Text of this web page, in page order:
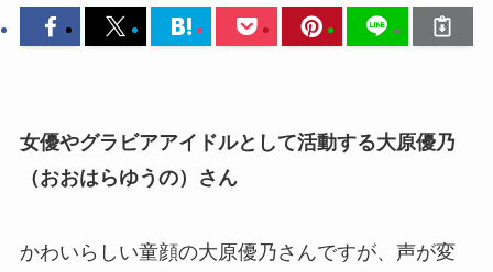
女優やグラビアアイドルとして活動する大原優乃
（おおはらゆうの）さん
かわいらしい童顔の大原優乃さんですが、声が変